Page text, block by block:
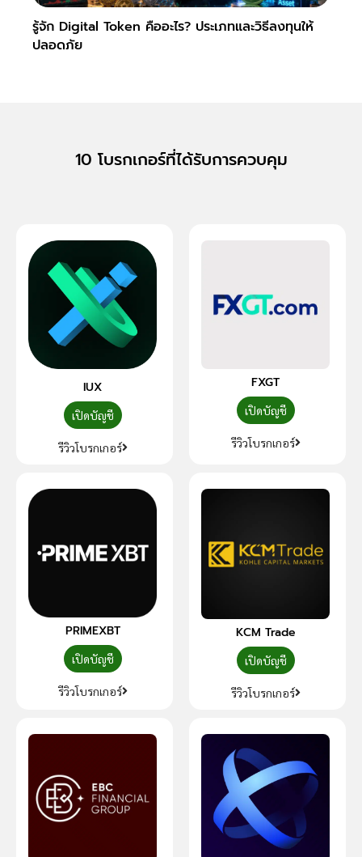
รู้จัก Digital Token คืออะไร? ประเภทและวิธีลงทุนให้
ปลอดภัย
10 โบรกเกอร์ที่ได้รับการควบคุม
IUX
เปิดบัญชี
รีวิวโบรกเกอร์
FXGT
เปิดบัญชี
รีวิวโบรกเกอร์
PRIMEXBT
เปิดบัญชี
รีวิวโบรกเกอร์
KCM Trade
เปิดบัญชี
รีวิวโบรกเกอร์